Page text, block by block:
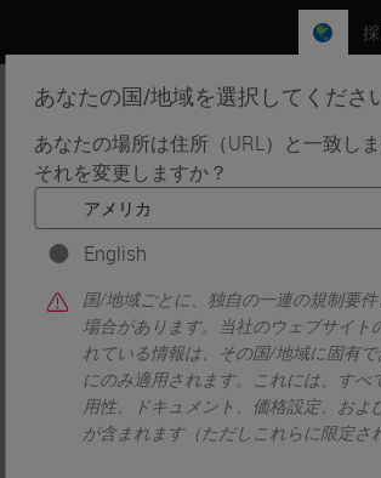
あなたの国/地域を選択してくださ
あなたの場所は住所（URL）と一致し
それを変更しますか？
English
国/地域ごとに、独自の一連の規制要
場合があります。当社のウェブサイト
れている情報は、その国/地域に固有
にのみ適用されます。これには、すべ
用性、ドキュメント、価格設定、およ
が含まれます（ただしこれらに限定さ
ホーム • News •
Leica Biosystems Launches HistoCore
Advancing its Coverslipping and Staining
Leica Biosystems
HistoCore CHROMAX
Workstation,
Coverslipping and